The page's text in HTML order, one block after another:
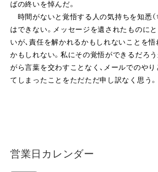
ばの終いを悼んだ。
時間がないと覚悟する人の気持ちを知悉（
はできない。メッセージを遺されたものに
いが、責任を解かれるかもしれないことを
かもしれない。私にその覚悟ができるだろ
がら言葉を交わすことなく、メールでのや
てしまったことをただただ申し訳なく思う。
営業日カレンダー